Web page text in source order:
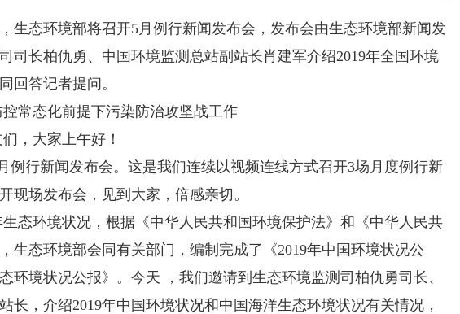
态环境部将召开5月例行新闻发布会，发布会由生态环境部新闻发
司长柏仇勇、中国环境监测总站副站长肖建军介绍2019年全国环境
回答记者提问。
态化前提下污染防治攻坚战工作
大家上午好！
行新闻发布会。这是我们连续以视频连线方式召开3场月度例行新
现场发布会，见到大家，倍感亲切。
环境状况，根据《中华人民共和国环境保护法》和《中华人民共
生态环境部会同有关部门，编制完成了《2019年中国环境状况公
环境状况公报》。今天 ，我们邀请到生态环境监测司柏仇勇司长、
长，介绍2019年中国环境状况和中国海洋生态环境状况有关情况，